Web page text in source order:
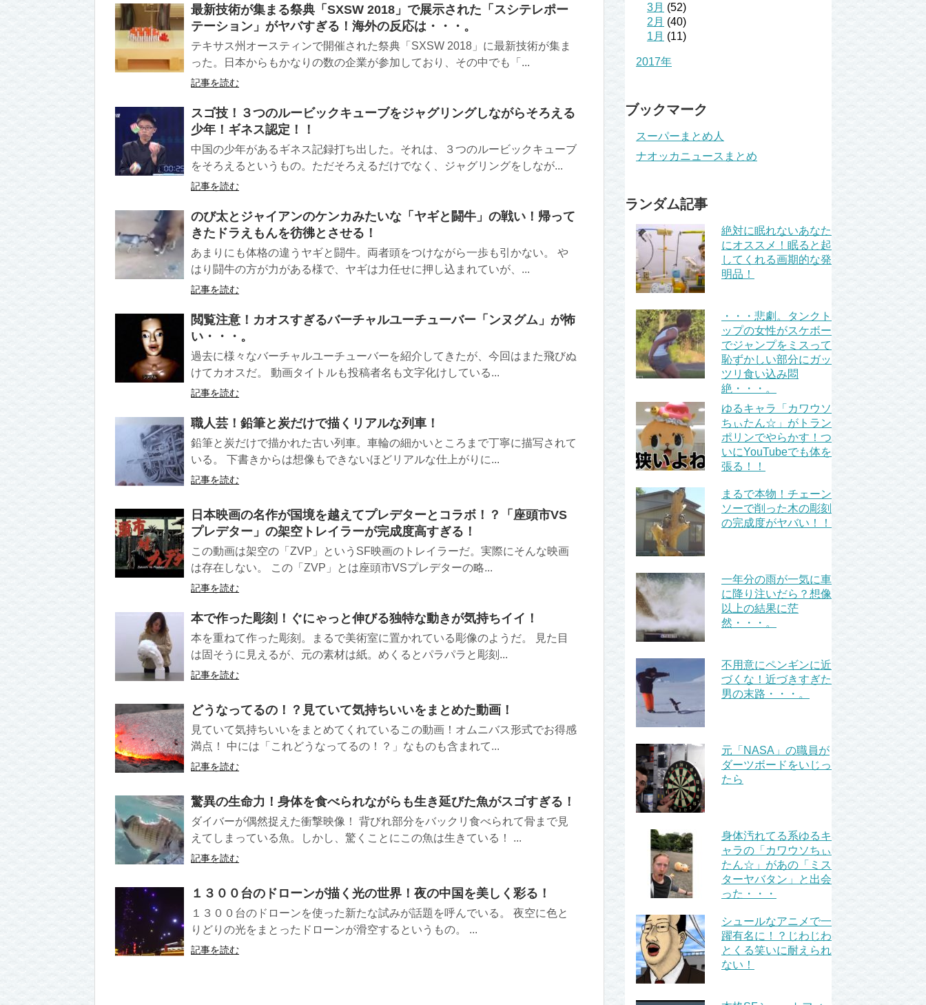
最新技術が集まる祭典「SXSW 2018」で展示された「スシテレポー
テーション」がヤバすぎる！海外の反応は・・・。
テキサス州オースティンで開催された祭典「SXSW 2018」に最新技術が集ま
った。日本からもかなりの数の企業が参加しており、その中でも「...
記事を読む
スゴ技！３つのルービックキューブをジャグリングしながらそろえる
少年！ギネス認定！！
中国の少年があるギネス記録打ち出した。それは、３つのルービックキューブ
をそろえるというもの。ただそろえるだけでなく、ジャグリングをしなが...
記事を読む
のび太とジャイアンのケンカみたいな「ヤギと闘牛」の戦い！帰って
きたドラえもんを彷彿とさせる！
あまりにも体格の違うヤギと闘牛。両者頭をつけながら一歩も引かない。 や
はり闘牛の方が力がある様で、ヤギは力任せに押し込まれていが、...
記事を読む
閲覧注意！カオスすぎるバーチャルユーチューバー「ンヌグム」が怖
い・・・。
過去に様々なバーチャルユーチューバーを紹介してきたが、今回はまた飛びぬ
けてカオスだ。 動画タイトルも投稿者名も文字化けしている...
記事を読む
職人芸！鉛筆と炭だけで描くリアルな列車！
鉛筆と炭だけで描かれた古い列車。車輪の細かいところまで丁寧に描写されて
いる。 下書きからは想像もできないほどリアルな仕上がりに...
記事を読む
日本映画の名作が国境を越えてプレデターとコラボ！？「座頭市VS
プレデター」の架空トレイラーが完成度高すぎる！
この動画は架空の「ZVP」というSF映画のトレイラーだ。実際にそんな映画
は存在しない。 この「ZVP」とは座頭市VSプレデターの略...
記事を読む
本で作った彫刻！ぐにゃっと伸びる独特な動きが気持ちイイ！
本を重ねて作った彫刻。まるで美術室に置かれている彫像のようだ。 見た目
は固そうに見えるが、元の素材は紙。めくるとパラパラと彫刻...
記事を読む
どうなってるの！？見ていて気持ちいいをまとめた動画！
見ていて気持ちいいをまとめてくれているこの動画！オムニバス形式でお得感
満点！ 中には「これどうなってるの！？」なものも含まれて...
記事を読む
驚異の生命力！身体を食べられながらも生き延びた魚がスゴすぎる！
ダイバーが偶然捉えた衝撃映像！ 背びれ部分をバックリ食べられて骨まで見
えてしまっている魚。しかし、驚くことにこの魚は生きている！ ...
記事を読む
１３００台のドローンが描く光の世界！夜の中国を美しく彩る！
１３００台のドローンを使った新たな試みが話題を呼んでいる。 夜空に色と
りどりの光をまとったドローンが滑空するというもの。 ...
記事を読む
3月 (52)
2月 (40)
1月 (11)
2017年
ブックマーク
スーパーまとめ人
ナオッカニュースまとめ
ランダム記事
絶対に眠れないあなた
にオススメ！眠ると起
してくれる画期的な発
明品！
・・・悲劇。タンクト
ップの女性がスケボー
でジャンプをミスって
恥ずかしい部分にガッ
ツリ食い込み悶
絶・・・。
ゆるキャラ「カワウソ
ちぃたん☆」がトラン
ポリンでやらかす！つ
いにYouTubeでも体を
張る！！
まるで本物！チェーン
ソーで削った木の彫刻
の完成度がヤバい！！
一年分の雨が一気に車
に降り注いだら？想像
以上の結果に茫
然・・・。
不用意にペンギンに近
づくな！近づきすぎた
男の末路・・・。
元「NASA」の職員が
ダーツボードをいじっ
たら
身体汚れてる系ゆるキ
ャラの「カワウソちぃ
たん☆」があの「ミス
ターヤバタン」と出会
った・・・
シュールなアニメで一
躍有名に！？じわじわ
とくる笑いに耐えられ
ない！